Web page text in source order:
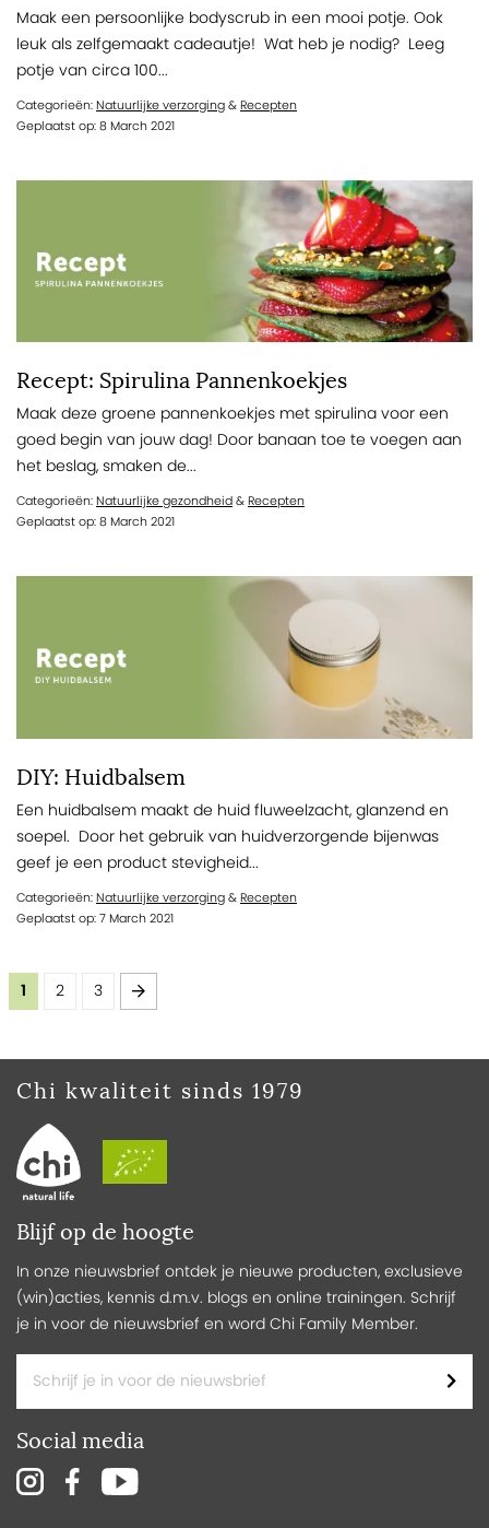
Maak een persoonlijke bodyscrub in een mooi potje. Ook
leuk als zelfgemaakt cadeautje! Wat heb je nodig? Leeg
potje van circa 100...
Categorieën:Natuurlijke verzorging&Recepten
Geplaatst op: 8 March 2021
Recept: Spirulina Pannenkoekjes
Maak deze groene pannenkoekjes met spirulina voor een
goed begin van jouw dag! Door banaan toe te voegen aan
het beslag, smaken de...
Categorieën:Natuurlijke gezondheid&Recepten
Geplaatst op: 8 March 2021
DIY: Huidbalsem
Een huidbalsem maakt de huid fluweelzacht, glanzend en
soepel. Door het gebruik van huidverzorgende bijenwas
geef je een product stevigheid...
Categorieën:Natuurlijke verzorging&Recepten
Geplaatst op: 7 March 2021
Pagina
U lees momenteel pagina
1 Pagina
2 Pagina
3
Blijf op de hoogte
In onze nieuwsbrief ontdek je nieuwe producten, exclusieve
(win)acties, kennis d.m.v. blogs en online trainingen. Schrijf
je in voor de nieuwsbrief en word Chi Family Member.
Social media
Chi kwaliteit sinds 1979